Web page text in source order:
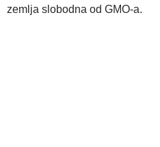
zemlja slobodna od GMO-a.